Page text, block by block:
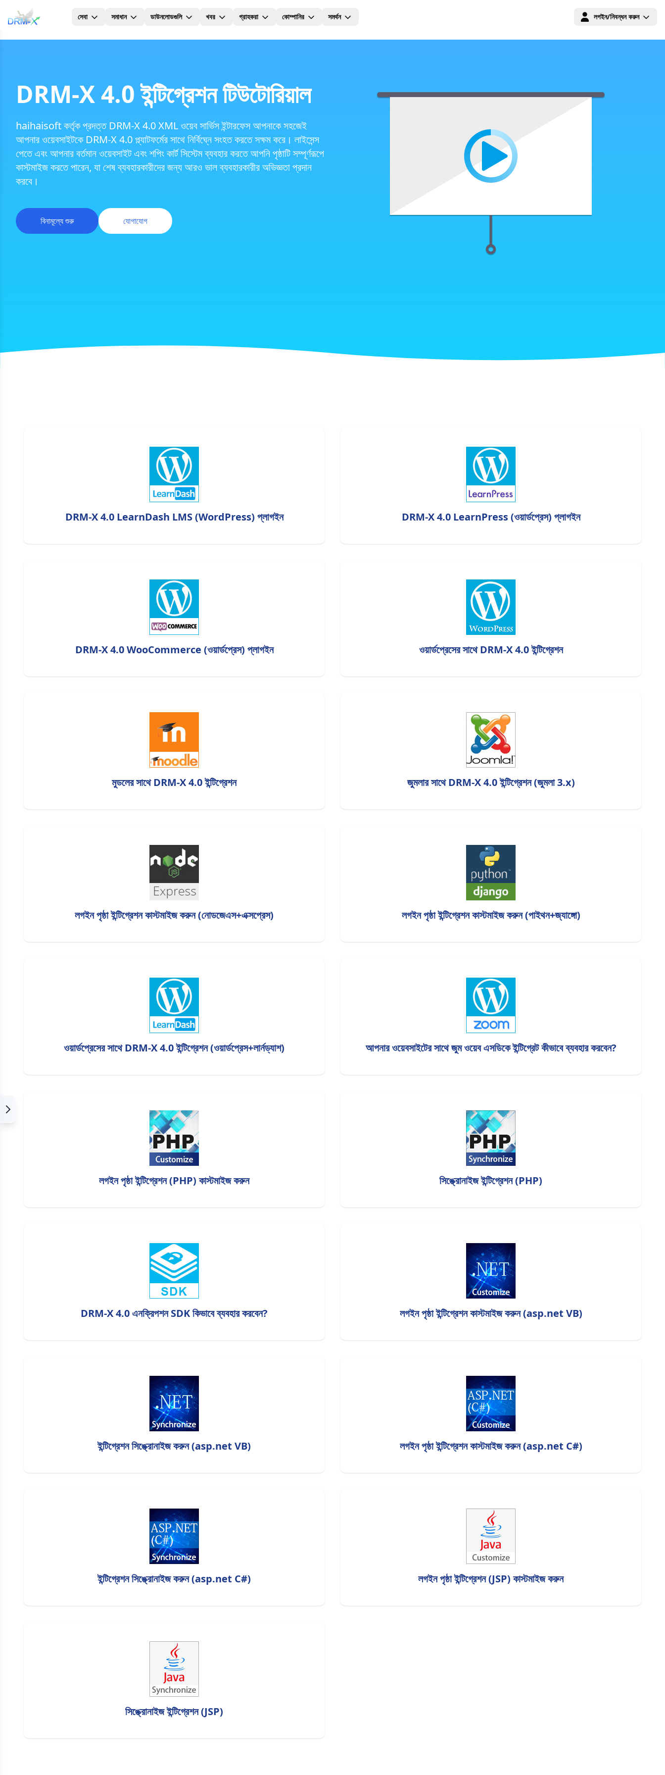
হোম সেবা সমাধান ডাউনলোডগুলি খবর গ্রাহকরা কোম্পানির সমর্থন লগইন/নিবন্ধন করুন
DRM-X 4.0 ইন্টিগ্রেশন টিউটোরিয়াল
haihaisoft কর্তৃক প্রদত্ত DRM-X 4.0 XML ওয়েব সার্ভিস ইন্টারফেস আপনাকে সহজেই
আপনার ওয়েবসাইটকে DRM-X 4.0 প্ল্যাটফর্মের সাথে নির্বিঘ্নে সংহত করতে সক্ষম করে। লাইসেন্স
পেতে এবং আপনার বর্তমান ওয়েবসাইট এবং শপিং কার্ট সিস্টেম ব্যবহার করতে আপনি পৃষ্ঠাটি সম্পূর্ণরূপে
কাস্টমাইজ করতে পারেন, যা শেষ ব্যবহারকারীদের জন্য আরও ভাল ব্যবহারকারীর অভিজ্ঞতা প্রদান
করবে।
বিনামূল্যে শুরু যোগাযোগ
DRM-X 4.0 LearnDash LMS (WordPress) প্লাগইন DRM-X 4.0 LearnPress (ওয়ার্ডপ্রেস) প্লাগইন
DRM-X 4.0 WooCommerce (ওয়ার্ডপ্রেস) প্লাগইন ওয়ার্ডপ্রেসের সাথে DRM-X 4.0 ইন্টিগ্রেশন
মুডলের সাথে DRM-X 4.0 ইন্টিগ্রেশন জুমলার সাথে DRM-X 4.0 ইন্টিগ্রেশন (জুমলা 3.x)
লগইন পৃষ্ঠা ইন্টিগ্রেশন কাস্টমাইজ করুন (নোডজেএস+এক্সপ্রেস) লগইন পৃষ্ঠা ইন্টিগ্রেশন কাস্টমাইজ করুন (পাইথন+জ্যাঙ্গো)
ওয়ার্ডপ্রেসের সাথে DRM-X 4.0 ইন্টিগ্রেশন (ওয়ার্ডপ্রেস+লার্নড্যাশ) আপনার ওয়েবসাইটের সাথে জুম ওয়েব এসডিকে ইন্টিগ্রেট কীভাবে ব্যবহার করবেন?
লগইন পৃষ্ঠা ইন্টিগ্রেশন (PHP) কাস্টমাইজ করুন সিঙ্ক্রোনাইজ ইন্টিগ্রেশন (PHP)
DRM-X 4.0 এনক্রিপশন SDK কিভাবে ব্যবহার করবেন? লগইন পৃষ্ঠা ইন্টিগ্রেশন কাস্টমাইজ করুন (asp.net VB)
ইন্টিগ্রেশন সিঙ্ক্রোনাইজ করুন (asp.net VB) লগইন পৃষ্ঠা ইন্টিগ্রেশন কাস্টমাইজ করুন (asp.net C#)
ইন্টিগ্রেশন সিঙ্ক্রোনাইজ করুন (asp.net C#) লগইন পৃষ্ঠা ইন্টিগ্রেশন (JSP) কাস্টমাইজ করুন
সিঙ্ক্রোনাইজ ইন্টিগ্রেশন (JSP)